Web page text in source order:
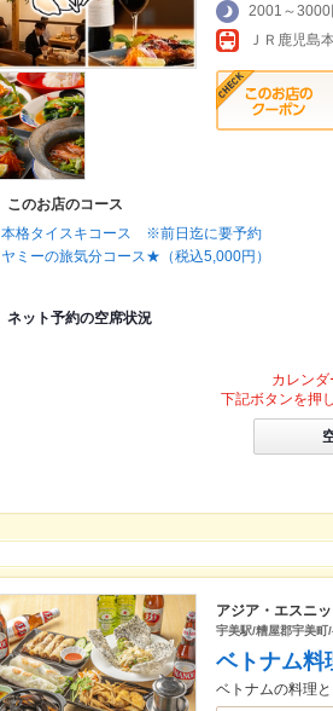
2001～3000
ＪＲ鹿児島
このお店のコース
本格タイスキコース ※前日迄に要予約
ヤミーの旅気分コース★（税込5,000円）
ネット予約の空席状況
カレンダ
下記ボタンを押
アジア・エスニ
宇美駅/糟屋郡宇美町
ベトナム料
ベトナムの料理